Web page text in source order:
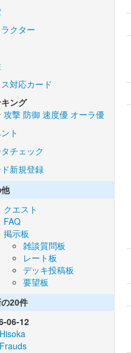
クター
対応カード
ング
攻撃 防御 速度優 オーラ優
ト
チェック
新規登録
クエスト
FAQ
掲示板
雑談質問板
レート板
デッキ投稿板
要望板
20件
06-12
Hisoka
Frauds